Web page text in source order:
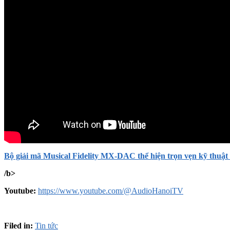
Bộ giải mã Musical Fidelity MX-DAC thể hiện trọn vẹn kỹ
/b>
Youtube: https://www.youtube.com/@AudioHanoiTV
Filed in: Tin tức